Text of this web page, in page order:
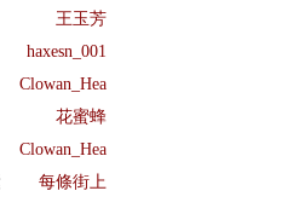
王玉芳
haxesn_001
Clowan_Hea
花蜜蜂
Clowan_Hea
每條街上